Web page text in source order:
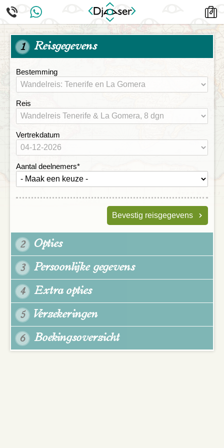
1 Reisgegevens
Bestemming
Reis
Vertrekdatum
Aantal deelnemers*
Bevestig reisgegevens
2 Opties
3 Persoonlijke gegevens
4 Extra opties
5 Verzekeringen
6 Boekingsoverzicht